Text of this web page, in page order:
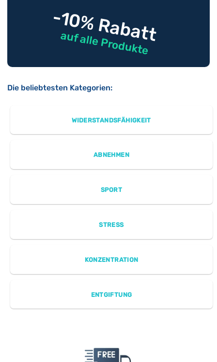
-10% Rabatt
auf alle Produkte
Die beliebtesten Kategorien:
WIDERSTANDSFÄHIGKEIT
ABNEHMEN
SPORT
STRESS
KONZENTRATION
ENTGIFTUNG